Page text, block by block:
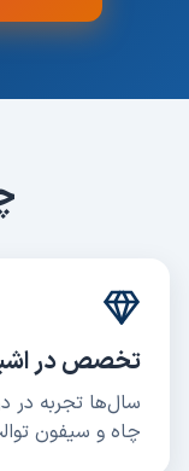
تخصص در
سال‌ها تجربه در
چاه و سیفون